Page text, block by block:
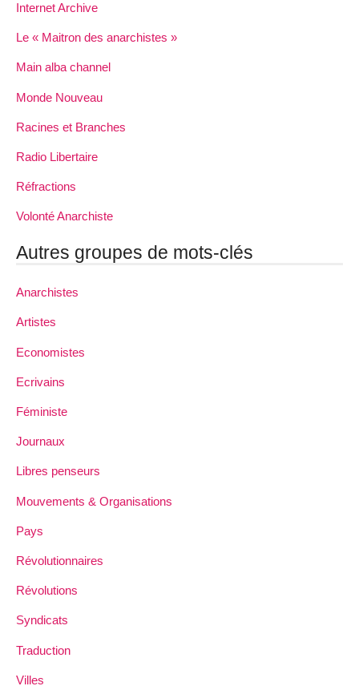
Internet Archive
Le « Maitron des anarchistes »
Main alba channel
Monde Nouveau
Racines et Branches
Radio Libertaire
Réfractions
Volonté Anarchiste
Autres groupes de mots-clés
Anarchistes
Artistes
Economistes
Ecrivains
Féministe
Journaux
Libres penseurs
Mouvements & Organisations
Pays
Révolutionnaires
Révolutions
Syndicats
Traduction
Villes